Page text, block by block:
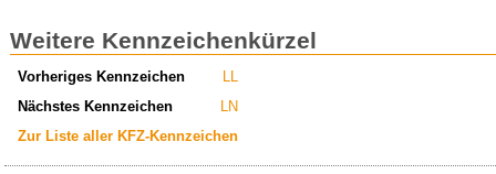
Weitere Kennzeichenkürzel
Vorheriges Kennzeichen
Nächstes Kennzeichen
LN
Zur Liste aller KFZ-Kennzeichen